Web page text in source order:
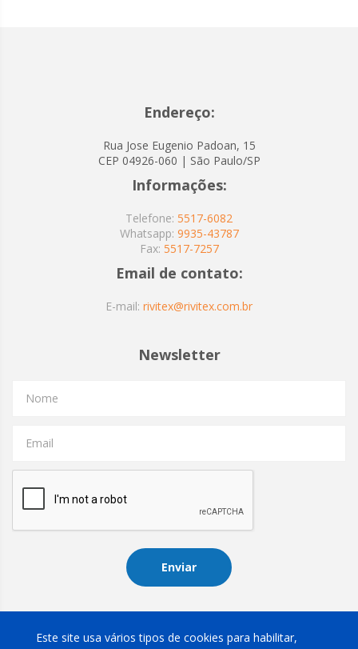
Este site usa vários tipos de cookies para habilitar,
Endereço:
Rua Jose Eugenio Padoan, 15
CEP 04926-060 | São Paulo/SP
Informações:
Telefone: 5517-6082
Whatsapp: 9935-43787
Fax: 5517-7257
Email de contato:
E-mail: rivitex@rivitex.com.br
Newsletter
Nome
Email
Enviar